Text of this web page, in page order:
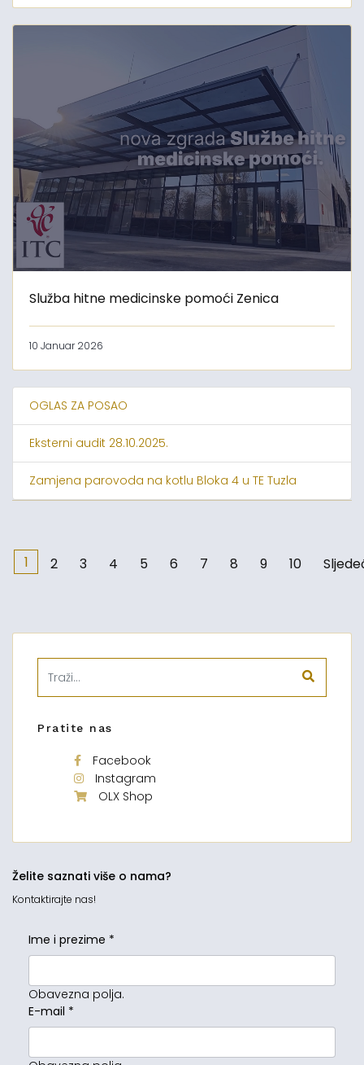
Služba hitne medicinske pomoći Zenica
10 Januar 2026
OGLAS ZA POSAO
Eksterni audit 28.10.2025.
Zamjena parovoda na kotlu Bloka 4 u TE Tuzla
1 2 3 4 5 6 7 8 9 10
Pratite nas
Facebook
Instagram
OLX Shop
Želite saznati više o nama?
Kontaktirajte nas!
Ime i prezime *
Obavezna polja.
E-mail *